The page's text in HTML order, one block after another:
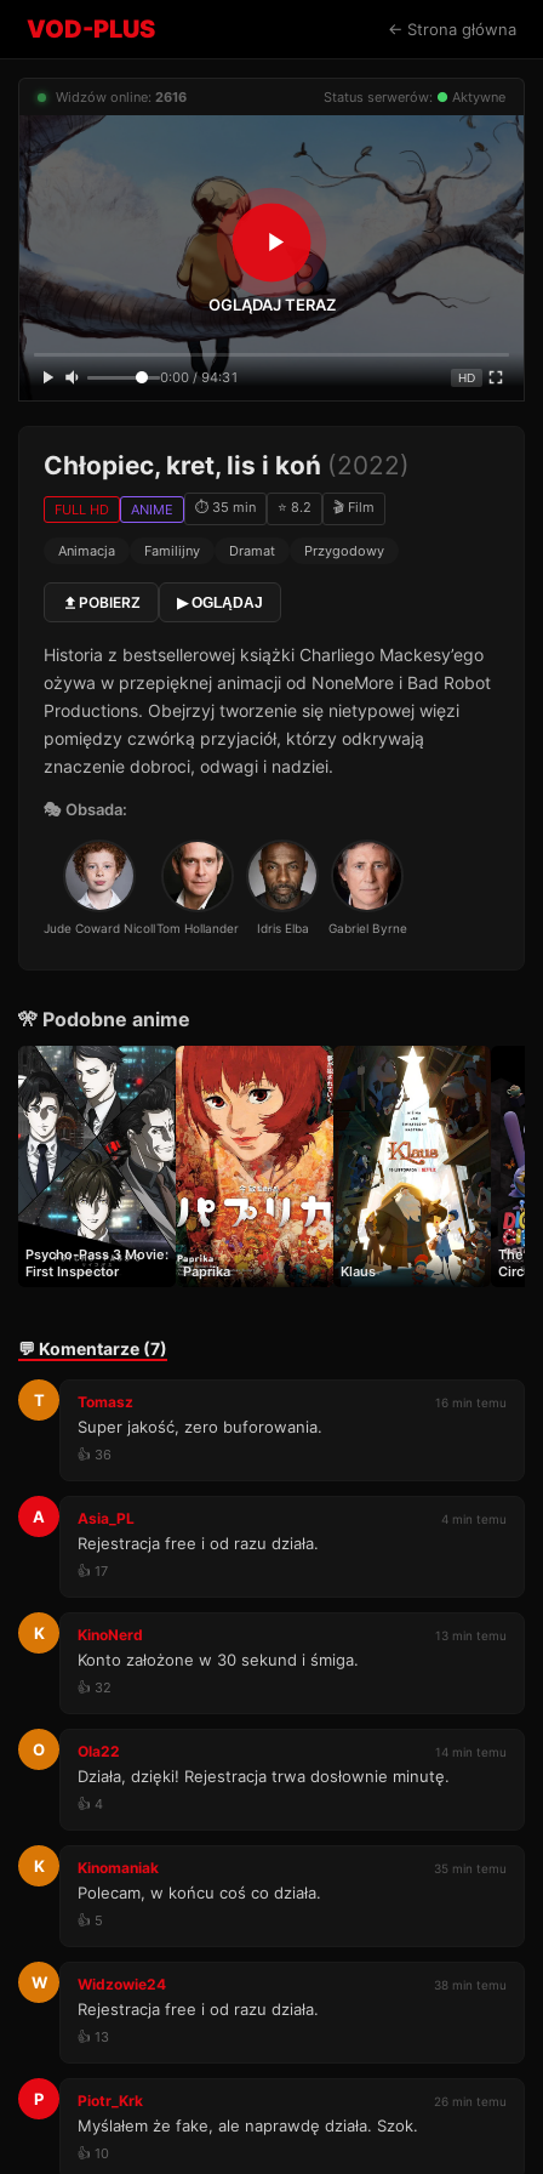
VOD-PLUS ← Strona główna
Widzów online: 2616 Status serwerów: ● Aktywne
OGLĄDAJ TERAZ
0:00 / 94:31 HD
Chłopiec, kret, lis i koń (2022)
FULL HD ANIME ⏱ 35 min ⭐ 8.2 🎬 Film
Animacja Familijny Dramat Przygodowy
POBIERZ ▶ OGLĄDAJ
Historia z bestsellerowej książki Charliego Mackesy’ego
ożywa w przepięknej animacji od NoneMore i Bad Robot
Productions. Obejrzyj tworzenie się nietypowej więzi
pomiędzy czwórką przyjaciół, którzy odkrywają
znaczenie dobroci, odwagi i nadziei.
🎭 Obsada:
Jude Coward NicollTom Hollander Idris Elba Gabriel Byrne
🎌 Podobne anime
Psycho-Pass 3 Movie:
First Inspector
Paprika Klaus
The
💬 Komentarze (7)
T Tomasz 16 min temu
Super jakość, zero buforowania.
👍 36
A Asia_PL 4 min temu
Rejestracja free i od razu działa.
👍 17
K KinoNerd 13 min temu
Konto założone w 30 sekund i śmiga.
👍 32
O Ola22 14 min temu
Działa, dzięki! Rejestracja trwa dosłownie minutę.
👍 4
K Kinomaniak 35 min temu
Polecam, w końcu coś co działa.
👍 5
W Widzowie24 38 min temu
Rejestracja free i od razu działa.
👍 13
P Piotr_Krk 26 min temu
Myślałem że fake, ale naprawdę działa. Szok.
👍 10